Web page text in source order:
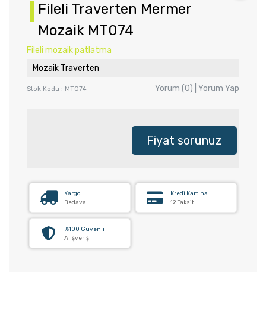
Fileli Traverten Mermer
Mozaik MT074
Fileli mozaik patlatma
Mozaik Traverten
Stok Kodu : MT074 Yorum (0) | Yorum Yap
Fiyat sorunuz
Kargo
Bedava
Kredi Kartına
12 Taksit
%100 Güvenli
Alışveriş